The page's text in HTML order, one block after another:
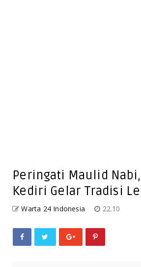
Peringati Maulid Nabi,
Kediri Gelar Tradisi
Warta 24 Indonesia 22.10